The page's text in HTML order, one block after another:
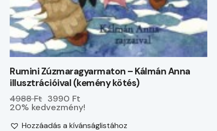
Rumini Zúzmaragyarmaton – Kálmán Anna
illusztrációival (kemény kötés)
4988 Ft 3990 Ft
20% kedvezmény!
Hozzáadás a kívánságlistához